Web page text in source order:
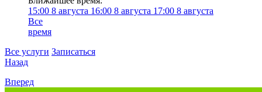
15:00 8 августа 16:00 8 августа 17:00 8 августа
Все
время
Все услуги Записаться
Назад
Вперед